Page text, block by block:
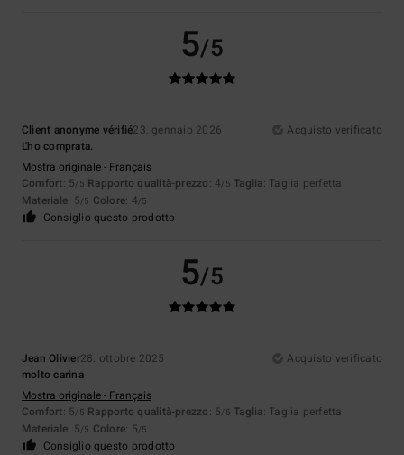
5/5
Client anonyme vérifié23. gennaio 2026
Acquisto verificato
L'ho comprata.
Mostra originale - Français
Comfort: 5/5 Rapporto qualità-prezzo: 4/5 Taglia: Taglia perfetta
Materiale: 5/5 Colore: 4/5
Consiglio questo prodotto
5/5
Jean Olivier28. ottobre 2025
Acquisto verificato
molto carina
Mostra originale - Français
Comfort: 5/5 Rapporto qualità-prezzo: 5/5 Taglia: Taglia perfetta
Materiale: 5/5 Colore: 5/5
Consiglio questo prodotto